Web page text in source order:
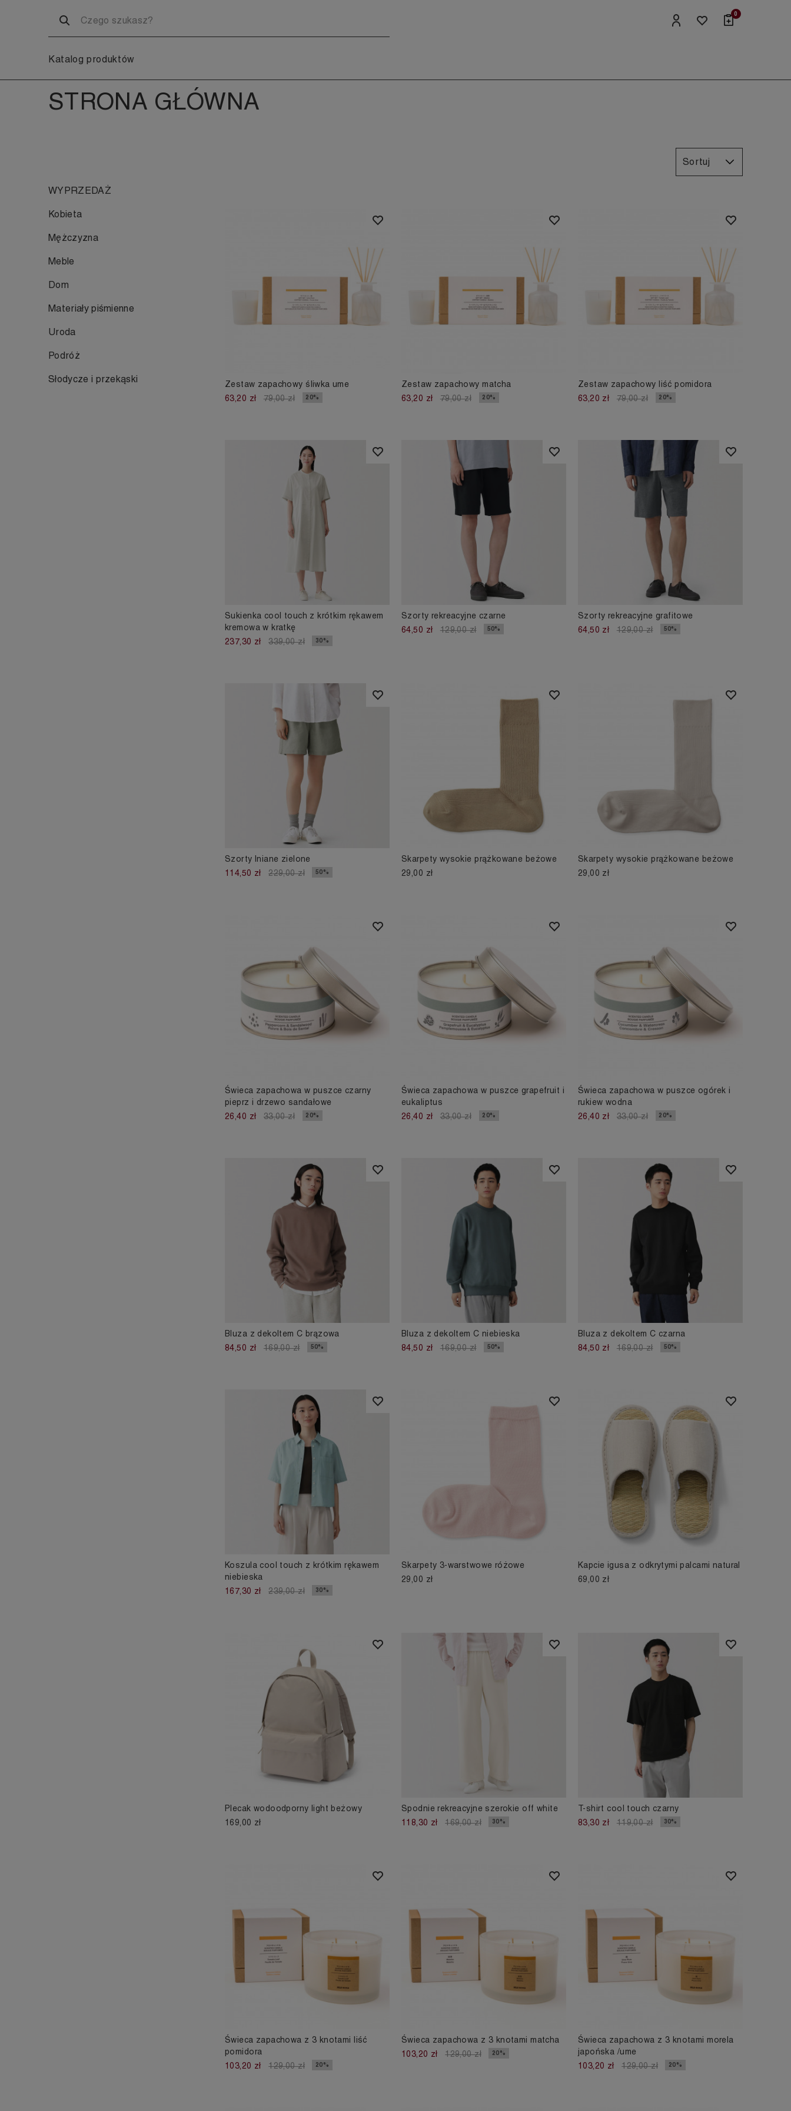
0
Katalog produktów
STRONA GŁÓWNA
WYPRZEDAŻ
Kobieta
Mężczyzna
Meble
Dom
Materiały piśmienne
Uroda
Podróż
Słodycze i przekąski
Sortuj
Zestaw zapachowy śliwka ume
63,20 zł
79,00 zł 20%
Zestaw zapachowy matcha
63,20 zł
79,00 zł 20%
Zestaw zapachowy liść pomidora
63,20 zł
79,00 zł 20%
Sukienka cool touch z krótkim rękawem
kremowa w kratkę
237,30 zł
339,00 zł 30%
Szorty rekreacyjne czarne
64,50 zł
129,00 zł 50%
Szorty rekreacyjne grafitowe
64,50 zł
129,00 zł 50%
Szorty lniane zielone
114,50 zł
229,00 zł 50%
Skarpety wysokie prążkowane beżowe
29,00 zł
Skarpety wysokie prążkowane beżowe
29,00 zł
Świeca zapachowa w puszce czarny
pieprz i drzewo sandałowe
26,40 zł
33,00 zł 20%
Świeca zapachowa w puszce grapefruit i
eukaliptus
26,40 zł
33,00 zł 20%
Świeca zapachowa w puszce ogórek i
rukiew wodna
26,40 zł
33,00 zł 20%
Bluza z dekoltem C brązowa
84,50 zł
169,00 zł 50%
Bluza z dekoltem C niebieska
84,50 zł
169,00 zł 50%
Bluza z dekoltem C czarna
84,50 zł
169,00 zł 50%
Koszula cool touch z krótkim rękawem
niebieska
167,30 zł
239,00 zł 30%
Skarpety 3-warstwowe różowe
29,00 zł
Kapcie igusa z odkrytymi palcami natural
69,00 zł
Plecak wodoodporny light beżowy
169,00 zł
Spodnie rekreacyjne szerokie off white
118,30 zł
169,00 zł 30%
T-shirt cool touch czarny
83,30 zł
119,00 zł 30%
Świeca zapachowa z 3 knotami liść
pomidora
103,20 zł
129,00 zł 20%
Świeca zapachowa z 3 knotami matcha
103,20 zł
129,00 zł 20%
Świeca zapachowa z 3 knotami morela
japońska /ume
103,20 zł
129,00 zł 20%